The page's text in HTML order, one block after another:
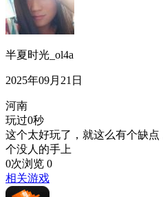
半夏时光_ol4a
2025年09月21日
河南
玩过0秒
这个太好玩了，就这么有个缺
个没人的手上
0次浏览 0
相关游戏